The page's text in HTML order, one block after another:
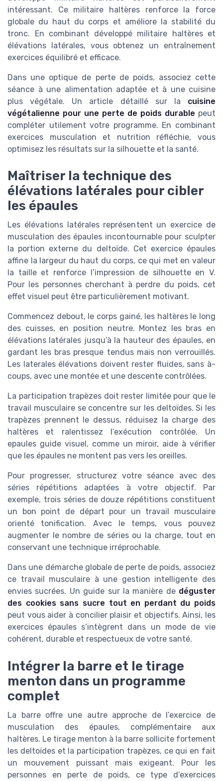
intéressant. Ce militaire haltères renforce la force
globale du haut du corps et améliore la stabilité du
tronc. En combinant développé militaire haltères et
élévations latérales, vous obtenez un entraînement
exercices équilibré et efficace.
Dans une optique de perte de poids, associez cette
séance à une alimentation adaptée et à une cuisine
plus végétale. Un article détaillé sur la cuisine
végétalienne pour une perte de poids durable peut
compléter utilement votre programme. En combinant
exercices musculation et nutrition réfléchie, vous
optimisez les résultats sur la silhouette et la santé.
Maîtriser la technique des
élévations latérales pour cibler
les épaules
Les élévations latérales représentent un exercice de
musculation des épaules incontournable pour sculpter
la portion externe du deltoïde. Cet exercice épaules
affine la largeur du haut du corps, ce qui met en valeur
la taille et renforce l’impression de silhouette en V.
Pour les personnes cherchant à perdre du poids, cet
effet visuel peut être particulièrement motivant.
Commencez debout, le corps gainé, les haltères le long
des cuisses, en position neutre. Montez les bras en
élévations latérales jusqu’à la hauteur des épaules, en
gardant les bras presque tendus mais non verrouillés.
Les laterales élévations doivent rester fluides, sans à-
coups, avec une montée et une descente contrôlées.
La participation trapèzes doit rester limitée pour que le
travail musculaire se concentre sur les deltoïdes. Si les
trapèzes prennent le dessus, réduisez la charge des
haltères et ralentissez l’exécution contrôlée. Un
epaules guide visuel, comme un miroir, aide à vérifier
que les épaules ne montent pas vers les oreilles.
Pour progresser, structurez votre séance avec des
séries répétitions adaptées à votre objectif. Par
exemple, trois séries de douze répétitions constituent
un bon point de départ pour un travail musculaire
orienté tonification. Avec le temps, vous pouvez
augmenter le nombre de séries ou la charge, tout en
conservant une technique irréprochable.
Dans une démarche globale de perte de poids, associez
ce travail musculaire à une gestion intelligente des
envies sucrées. Un guide sur la manière de déguster
des cookies sans sucre tout en perdant du poids
peut vous aider à concilier plaisir et objectifs. Ainsi, les
exercices épaules s’intègrent dans un mode de vie
cohérent, durable et respectueux de votre santé.
Intégrer la barre et le tirage
menton dans un programme
complet
La barre offre une autre approche de l’exercice de
musculation des épaules, complémentaire aux
haltères. Le tirage menton à la barre sollicite fortement
les deltoïdes et la participation trapèzes, ce qui en fait
un mouvement puissant mais exigeant. Pour les
personnes en perte de poids, ce type d’exercices